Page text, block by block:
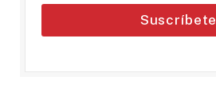
Suscríbete